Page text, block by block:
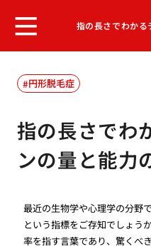
指の長さでわか
円形脱毛症
指の長さでわ
ンの量と能力
最近の生物学や心理学の分野
という指標をご存知でしょう
率を指す言葉であり、驚くべ